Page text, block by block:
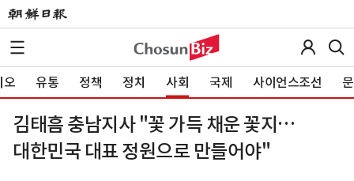
오 유통 정책 정치 사회 국제 사이언스조선
김태흠 충남지사 "꽃 가득 채운 꽃지…
대한민국 대표 정원으로 만들어야"